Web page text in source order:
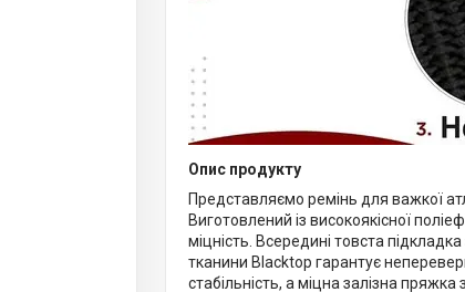
Опис продукту
Представляємо ремінь для важкої
Виготовлений із високоякісної
міцність. Всередині товста
тканини Blacktop гарантує
стабільність, а міцна залізна